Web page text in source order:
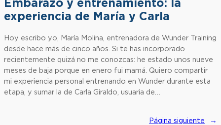
Embarazo y entrenamiento: la
experiencia de María y Carla
Hoy escribo yo, María Molina, entrenadora de Wunder Training
desde hace más de cinco años. Si te has incorporado
recientemente quizá no me conozcas: he estado unos nueve
meses de baja porque en enero fui mamá. Quiero compartir
mi experiencia personal entrenando en Wunder durante esta
etapa, y sumar la de Carla Giraldo, usuaria de…
Página siguiente →